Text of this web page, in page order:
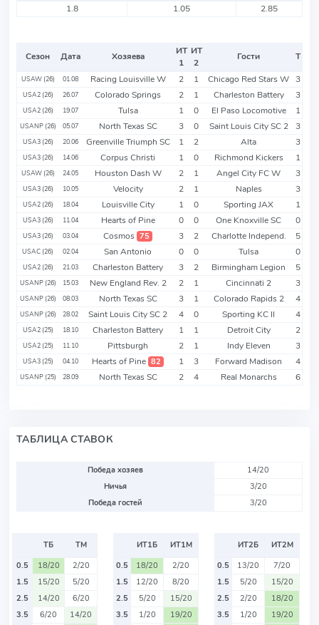
1.8
1.05 2.85
Сезон Дата Хозяева
ИТ
1
ИТ
2
Гости Т
USAW (26) 01.08 Racing Louisville W 2 1 Chicago Red Stars W 3
USA2 (26) 26.07 Colorado Springs 2 1 Charleston Battery 3
USA2 (26) 19.07 Tulsa 1 0 El Paso Locomotive 1
USANP (26) 05.07 North Texas SC 3 0 Saint Louis City SC 2 3
USA3 (26) 20.06 Greenville Triumph SC 1 2 Alta 3
USA3 (26) 14.06 Corpus Christi 1 0 Richmond Kickers 1
USAW (26) 24.05 Houston Dash W 2 1 Angel City FC W 3
USA3 (26) 10.05 Velocity 2 1 Naples 3
USA2 (26) 18.04 Louisville City 1 0 Sporting JAX 1
USA3 (26) 11.04 Hearts of Pine 0 0 One Knoxville SC 0
USA3 (26) 03.04 Cosmos 75 3 2 Charlotte Independ. 5
USAC (26) 02.04 San Antonio 0 0 Tulsa 0
USA2 (26) 21.03 Charleston Battery 3 2 Birmingham Legion 5
USANP (26) 15.03 New England Rev. 2 2 1 Cincinnati 2 3
USANP (26) 08.03 North Texas SC 3 1 Colorado Rapids 2 4
USANP (26) 28.02 Saint Louis City SC 2 4 0 Sporting KC II 4
USA2 (25) 18.10 Charleston Battery 1 1 Detroit City 2
USA2 (25) 11.10 Pittsburgh 2 1 Indy Eleven 3
USA3 (25) 04.10 Hearts of Pine 82 1 3 Forward Madison 4
USANP (25) 28.09 North Texas SC 2 4 Real Monarchs 6
ТАБЛИЦА СТАВОК
Победа хозяев
14/20
Ничья
3/20
Победа гостей
3/20
ТБ
ТМ
0.5
18/20
2/20
1.5
15/20
5/20
2.5
14/20
6/20
3.5
6/20
14/20
ИТ1Б
ИТ1М
0.5
18/20
2/20
1.5
12/20
8/20
2.5
5/20
15/20
3.5
1/20
19/20
ИТ2Б
ИТ2М
0.5
13/20
7/20
1.5
5/20
15/20
2.5
2/20
18/20
3.5
1/20
19/20